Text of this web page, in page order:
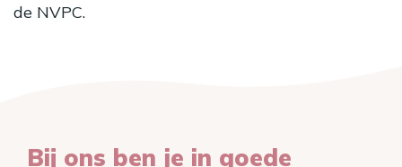
de NVPC.
Bij ons ben je in goede